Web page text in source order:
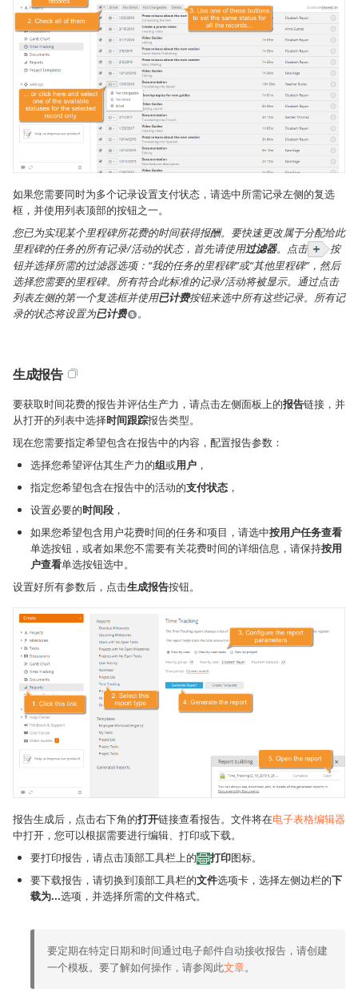
如果您需要同时为多个记录设置支付状态，请选中所需记录左侧的复选
框，并使用列表顶部的按钮之一。
您已为实现某个里程碑所花费的时间获得报酬。要快速更改属于分配给此
里程碑的任务的所有记录/活动的状态，首先请使用过滤器。点击
按
钮并选择所需的过滤器选项：“我的任务的里程碑”或“其他里程碑”，然后
选择您需要的里程碑。所有符合此标准的记录/活动将被显示。通过点击
列表左侧的第一个复选框并使用已计费按钮来选中所有这些记录。所有记
录的状态将设置为已计费 。
生成报告
要获取时间花费的报告并评估生产力，请点击左侧面板上的报告链接，并
从打开的列表中选择时间跟踪报告类型。
现在您需要指定希望包含在报告中的内容，配置报告参数：
选择您希望评估其生产力的组或用户 ，
指定您希望包含在报告中的活动的支付状态 ，
设置必要的时间段 ，
如果您希望包含用户花费时间的任务和项目，请选中按用户任务查看
单选按钮，或者如果您不需要有关花费时间的详细信息，请保持按用
户查看单选按钮选中。
设置好所有参数后，点击生成报告按钮。
报告生成后，点击右下角的打开链接查看报告。文件将在电子表格编辑器
中打开，您可以根据需要进行编辑、打印或下载。
要打印报告，请点击顶部工具栏上的
打印图标。
要下载报告，请切换到顶部工具栏的文件选项卡，选择左侧边栏的下
载为...选项，并选择所需的文件格式。
要定期在特定日期和时间通过电子邮件自动接收报告，请创建
一个模板。要了解如何操作，请参阅此文章。